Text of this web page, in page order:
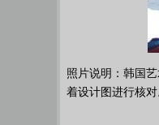
照片说明：韩国
着设计图进行核对